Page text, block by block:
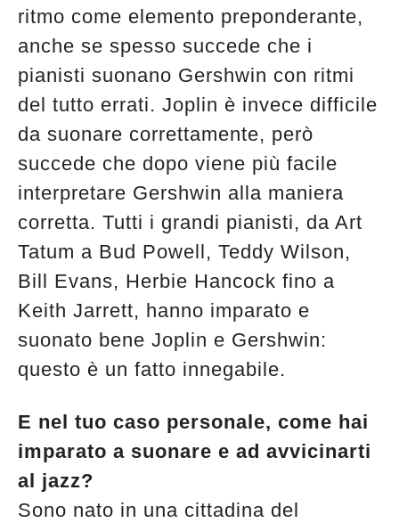
ritmo come elemento preponderante,
anche se spesso succede che i
pianisti suonano Gershwin con ritmi
del tutto errati. Joplin è invece difficile
da suonare correttamente, però
succede che dopo viene più facile
interpretare Gershwin alla maniera
corretta. Tutti i grandi pianisti, da Art
Tatum a Bud Powell, Teddy Wilson,
Bill Evans, Herbie Hancock fino a
Keith Jarrett, hanno imparato e
suonato bene Joplin e Gershwin:
questo è un fatto innegabile.
E nel tuo caso personale, come hai
imparato a suonare e ad avvicinarti
al jazz?
Sono nato in una cittadina del